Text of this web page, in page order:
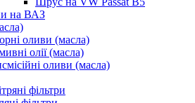
на ВАЗ
оливи (масла)
олії (масла)
оливи (масла)
фільтри